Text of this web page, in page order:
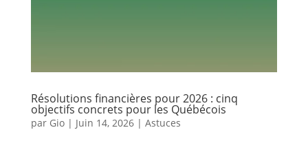
Résolutions financières pour 2026 : cinq
objectifs concrets pour les Québécois
par Gio| Juin 14, 2026| Astuces